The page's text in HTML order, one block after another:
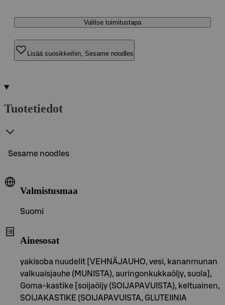
Valitse toimitustapa
Lisää suosikkeihin, Sesame noodles
Tuotetiedot
Sesame noodles
Valmistusmaa
Suomi
Ainesosat
yakisoba nuudelit [VEHNÄJAUHO, vesi, kananmunan
valkuaisjauhe (MUNISTA), auringonkukkaöljy, suola],
Goma-kastike [soijaöljy (SOIJAPAVUISTA), keltuainen,
SOIJAKASTIKE (SOIJAPAVUISTA, GLUTEIINIA